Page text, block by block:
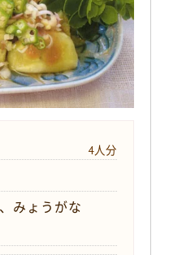
4人分
みょうがな